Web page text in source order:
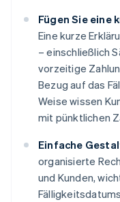
Fügen Sie eine
Eine kurze
– einschließlich
vorzeitige
Bezug auf das
Weise wissen
mit pünktlichen
Einfache
organisierte
und Kunden,